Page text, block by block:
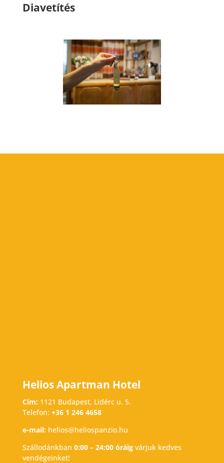
Diavetítés
Helios Apartman Hotel
Cím:1121 Budapest, Lidérc u. 5.
Telefon: +36 1 246 4658
e-mail:helios@heliospanzio.hu
Szállodánkban 0:00 – 24:00 óráigvárjuk kedves
vendégeinket!